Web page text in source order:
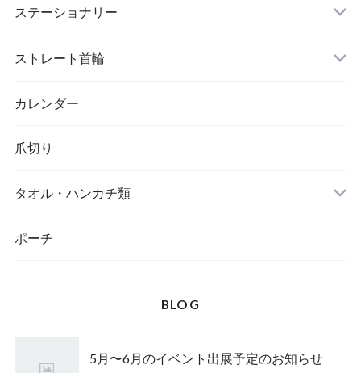
猫砂
トイレ
ステーショナリー
ストレート首輪
カレンダー
爪切り
タオル・ハンカチ類
ポーチ
BLOG
5月〜6月のイベント出展予定のお知らせ